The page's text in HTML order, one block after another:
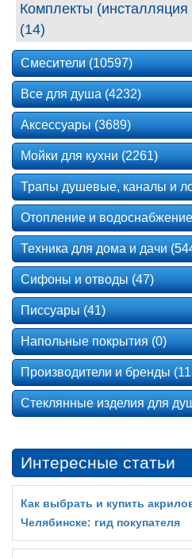
Комплекты (инсталляция
(14)
Смесители (10597)
Все для душа (4232)
Аксессуары (3689)
Мойки для кухни (2261)
Трапы душевые, каналы и
Отопление и
Техника для дома и дачи
Сифоны и отводы (47)
Писсуары (41)
Напольные покрытия (0)
Производители и бренды
Стеклянные изделия для
Интересные статьи
Как выбрать и купить
Челябинске: гид покупателя